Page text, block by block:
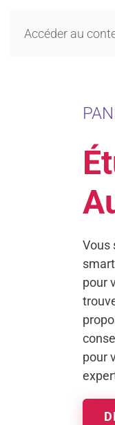
Accéder au
Vous
pour
pour